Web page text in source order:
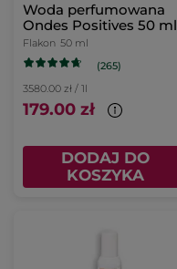
Woda perfumowana
Ondes Positives 50 ml
Flakon 50 ml
(265)
3580.00 zł / 1l
179.00 zł
DODAJ DO
KOSZYKA